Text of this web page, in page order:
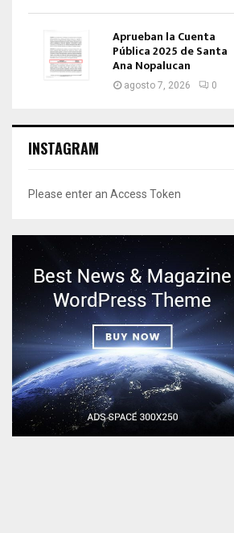
Aprueban la Cuenta
Pública 2025 de Santa
Ana Nopalucan
agosto 7, 2026 0
INSTAGRAM
Please enter an Access Token